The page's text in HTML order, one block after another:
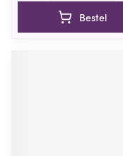
Bestel